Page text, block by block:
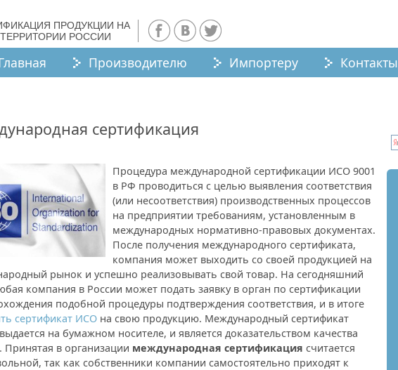
ПРОДУКЦИИ НА
РОССИИ
Производителю Импортеру Контакты
сертификация
Процедура международной сертификации ИСО 9001
в РФ проводиться с целью выявления соответствия
(или несоответствия) производственных процессов
на предприятии требованиям, установленным в
международных нормативно-правовых документах.
После получения международного сертификата,
компания может выходить со своей продукцией на
рынок и успешно реализовывать свой товар. На сегодняшний
компания в России может подать заявку в орган по сертификации
подобной процедуры подтверждения соответствия, и в итоге
сертификат ИСО на свою продукцию. Международный сертификат
на бумажном носителе, и является доказательством качества
Принятая в организации международная сертификация считается
так как собственники компании самостоятельно приходят к